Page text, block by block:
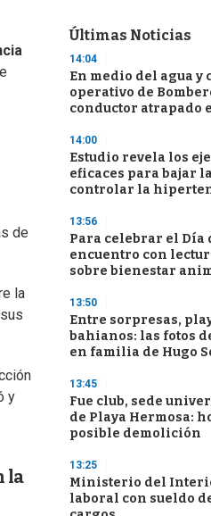
de
la
y
la
Últimas Noticias
14:04
En medio del agua y
operativo de
conductor atrapado
14:00
Estudio revela los
eficaces para bajar
controlar la
13:56
Para celebrar el Día
encuentro con
sobre bienestar
13:50
Entre sorpresas,
bahianos: las fotos
en familia de Hugo
13:45
Fue club, sede
de Playa Hermosa:
posible demolición
13:25
Ministerio del
laboral con sueldo